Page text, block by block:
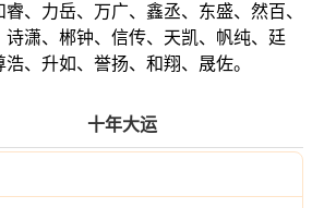
、力岳、万广、鑫丞、东盛、然百、
潇、郴钟、信传、天凯、帆纯、廷
、升如、誉扬、和翔、晟佐。
十年大运